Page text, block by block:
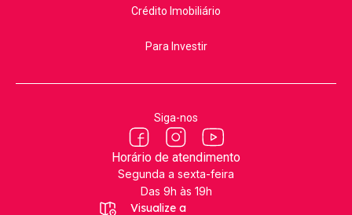
Crédito Imobiliário
Para Investir
Siga-nos
Horário de atendimento
Segunda a sexta-feira
Das 9h às 19h
Visualize a